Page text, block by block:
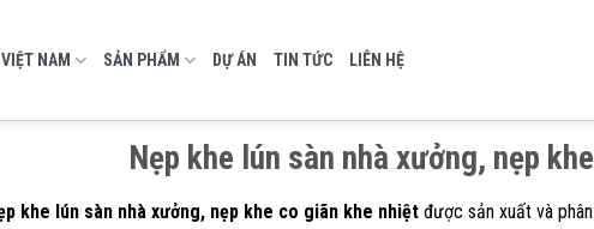
NAM SẢN PHẨM DỰ ÁN TIN TỨC LIÊN HỆ
Nẹp khe lún sàn nhà xưởng, nẹp
khe lún sàn nhà xưởng, nẹp khe co giãn khe nhiệt được sản xuất và